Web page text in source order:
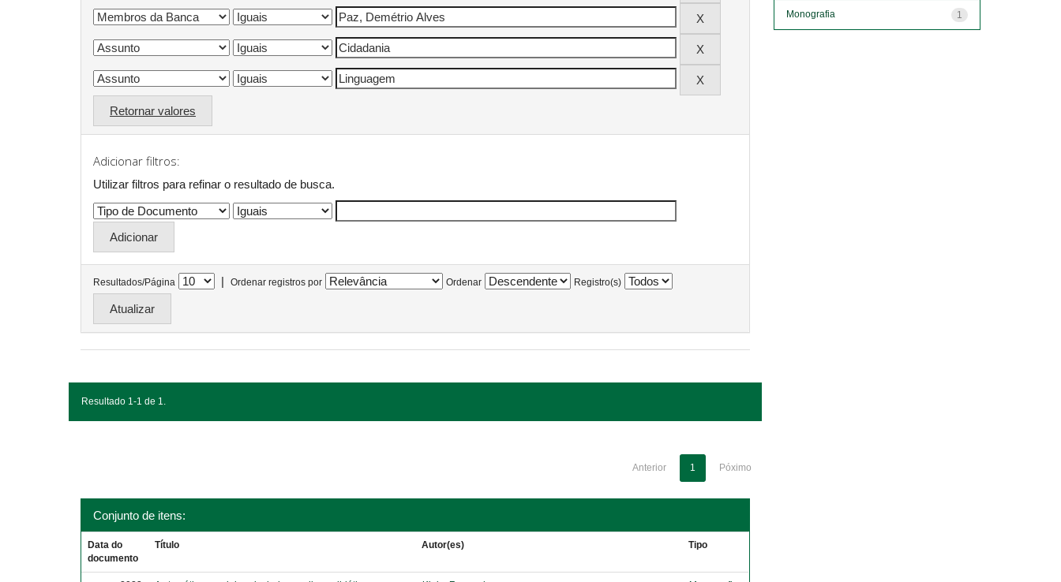
Retornar valores
Adicionar filtros:
Utilizar filtros para refinar o resultado de busca.
Resultados/Página | Ordenar registros por Ordenar Registro(s)
Resultado 1-1 de 1.
Anterior 1 Póximo
Conjunto de itens:
Data do
documento
Título Autor(es) Tipo
1
Monografia